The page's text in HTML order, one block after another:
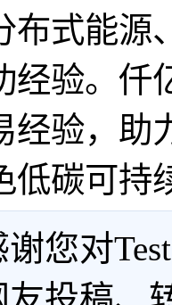
布式能源
经验。仟
经验，助
低碳可持
您对